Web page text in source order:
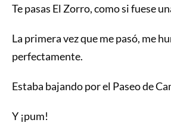
Te pasas El Zorro, como si fuese
La primera vez que me pasó, me
perfectamente.
Estaba bajando por el Paseo de
Y ¡pum!